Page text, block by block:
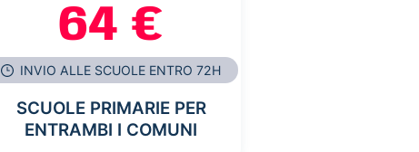
64 €
INVIO ALLE SCUOLE ENTRO 72H
SCUOLE PRIMARIE PER
ENTRAMBI I COMUNI